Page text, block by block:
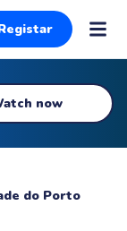
now
do Porto